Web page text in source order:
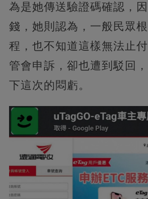
為是她傳送驗證碼確認，
錢，她則認為，一般民眾
程，也不知道這樣無法止
管會申訴，卻也遭到駁回
下這次的悶虧。